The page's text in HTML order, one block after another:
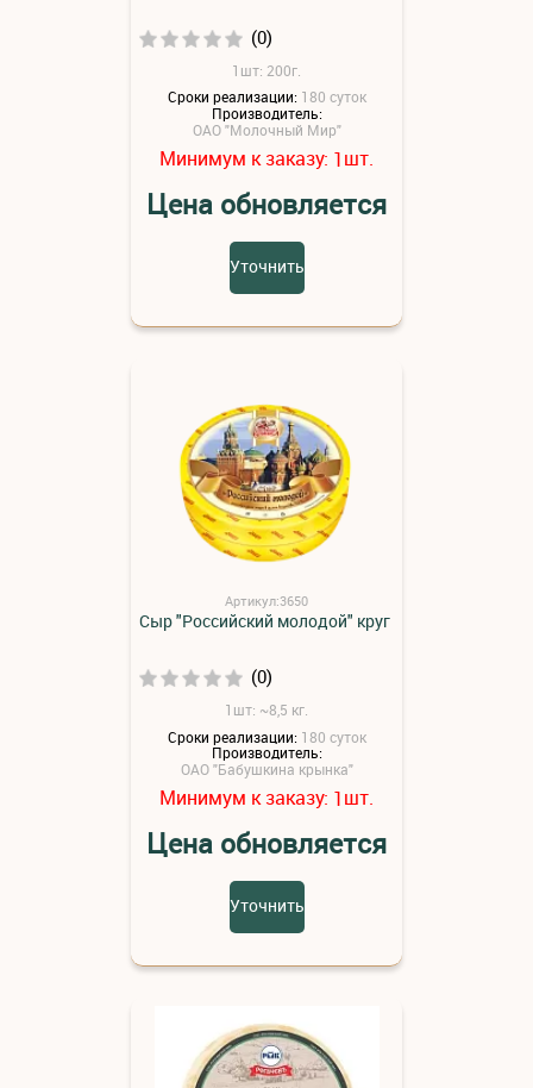
(0)
1шт: 200г.
Сроки реализации: 180 суток
Производитель:
ОАО "Молочный Мир"
Минимум к заказу: 1шт.
Цена обновляется
Уточнить
Артикул:3650
Сыр "Российский молодой" круг
(0)
1шт: ~8,5 кг.
Сроки реализации: 180 суток
Производитель:
ОАО "Бабушкина крынка"
Минимум к заказу: 1шт.
Цена обновляется
Уточнить